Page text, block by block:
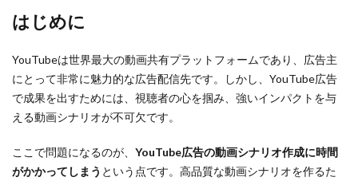
はじめに
YouTubeは世界最大の動画共有プラットフォームであり、広告主
にとって非常に魅力的な広告配信先です。しかし、YouTube広告
で成果を出すためには、視聴者の心を掴み、強いインパクトを与
える動画シナリオが不可欠です。
ここで問題になるのが、 YouTube広告の動画シナリオ作成に時間
がかかってしまう という点です。高品質な動画シナリオを作るた